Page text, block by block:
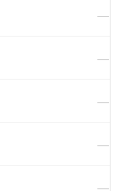
—
—
—
—
—